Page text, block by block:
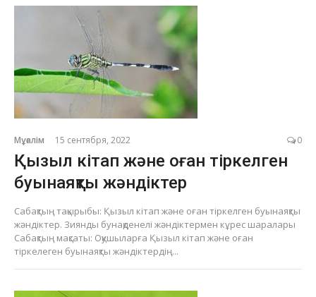
Мұғалім 15 сентября, 2022 0
Қызыл кітап және оған тіркелген
буынаяқты жәндіктер
Сабақтың тақырыбы: Қызыл кітап және оған тіркелген буынаяқты
жәндіктер. Зиянды бунақденелі жәндіктермен кұрес шаралары
Сабақтың мақсаты: Оқушыларға Қызыл кітап және оған
тіркелеген буынаяқты жәндіктердің...